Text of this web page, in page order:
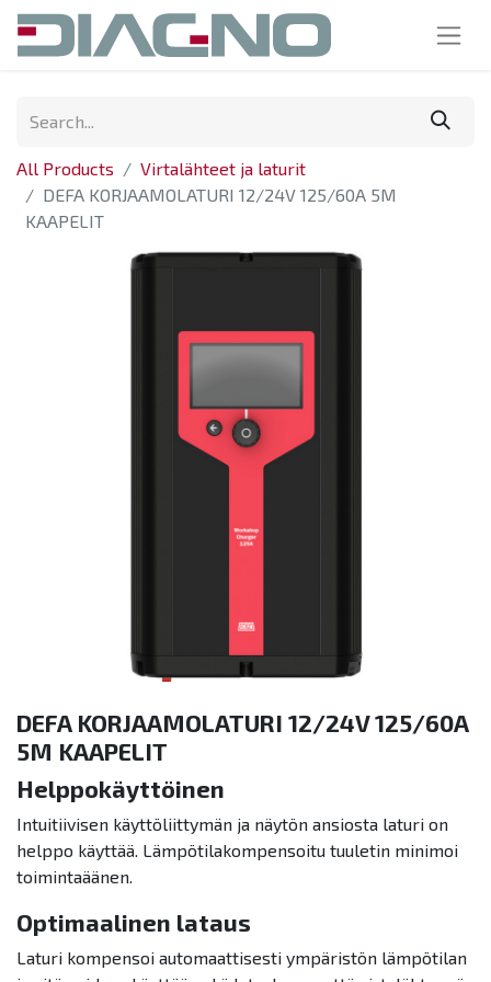
All Products
Virtalähteet ja laturit
DEFA KORJAAMOLATURI 12/24V 125/60A 5M
KAAPELIT
DEFA KORJAAMOLATURI 12/24V 125/60A
5M KAAPELIT
Helppokäyttöinen
Intuitiivisen käyttöliittymän ja näytön ansiosta laturi on
helppo käyttää. Lämpötilakompensoitu tuuletin minimoi
toimintaäänen.
Optimaalinen lataus
Laturi kompensoi automaattisesti ympäristön lämpötilan